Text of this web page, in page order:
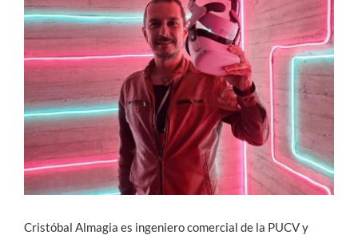
Estudiantes
Académicos
Funcionarios
Alumni
English
Cristóbal Almagia es ingeniero comercial de la PUCV y